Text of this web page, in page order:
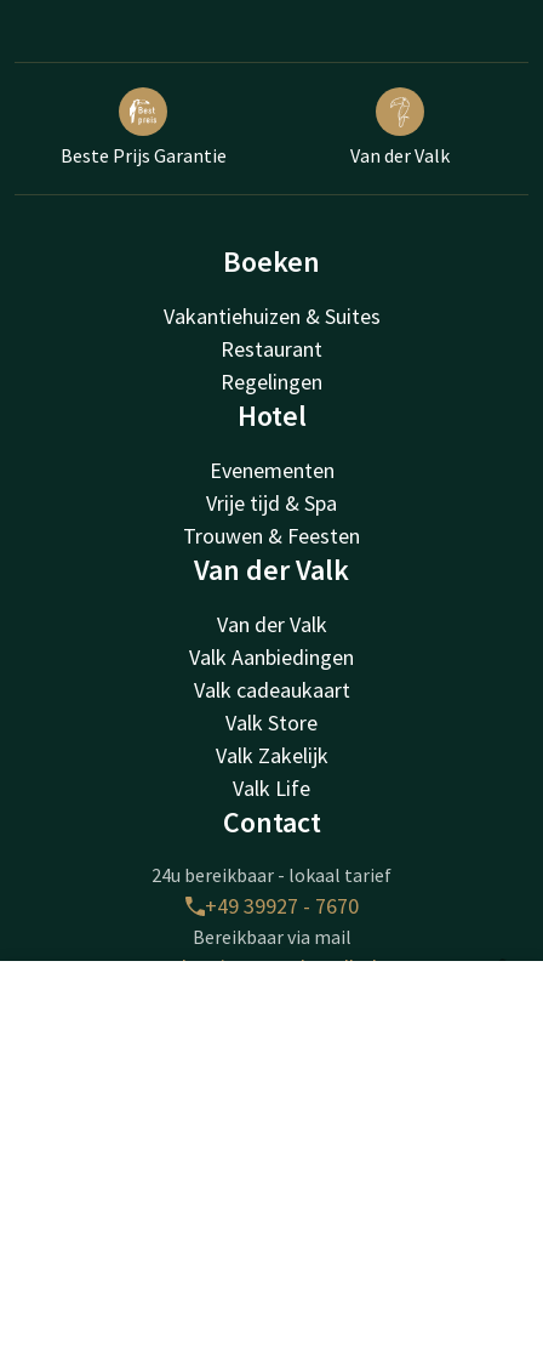
Beste Prijs Garantie Van der Valk
Boeken
Vakantiehuizen & Suites
Restaurant
Regelingen
Hotel
Evenementen
Vrije tijd & Spa
Trouwen & Feesten
Van der Valk
Van der Valk
Valk Aanbiedingen
Valk cadeaukaart
Valk Store
Valk Zakelijk
Valk Life
Contact
24u bereikbaar - lokaal tarief
+49 39927 - 7670
Bereikbaar via mail
drewitz@vandervalk.de